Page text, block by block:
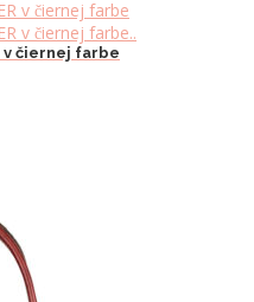
v čiernej farbe